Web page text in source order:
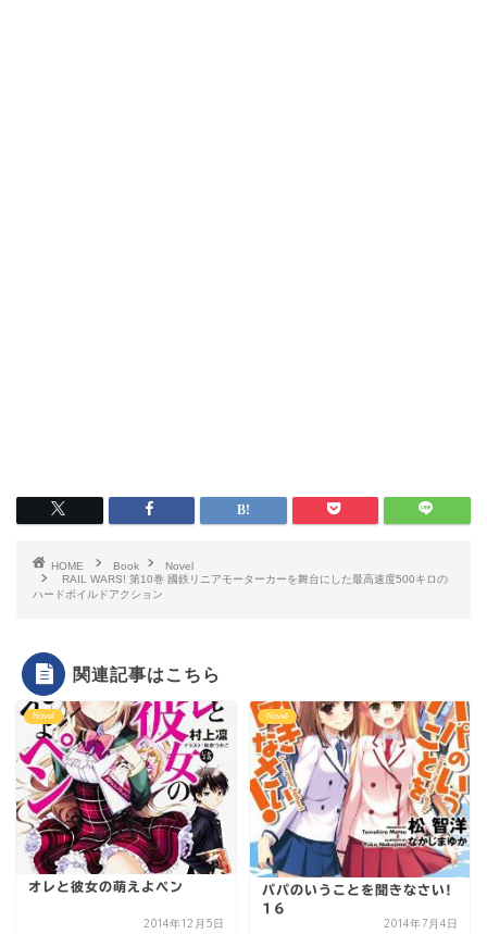
HOME Book
Novel
RAIL WARS! 第10巻 國鉄リニアモーターカーを舞台にした最高速度500キロの
ハードボイルドアクション
関連記事はこちら
Novel
オレと彼女の萌えよペン
2014年12月5日
Novel
パパのいうことを聞きなさい!
16
2014年7月4日